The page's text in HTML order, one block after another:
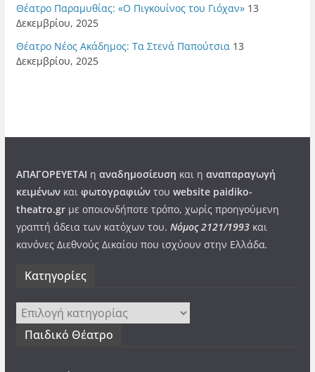
Θέατρο Παραμυθίας: «Ο Πιγκουίνος του Γιόχαν» 13
Δεκεμβρίου, 2025
Θέατρο Νέος Ακάδημος: Τα Στενά Παπούτσια 13
Δεκεμβρίου, 2025
ΑΠΑΓΟΡΕΥΕΤΑΙ η αναδημοσίευση και η αναπαραγωγή
κειμένωνκαι φωτογραφιώντου website paidiko-
theatro.grμε οποιονδήποτε τρόπο, χωρίς προηγούμενη
γραπτή άδεια των κατόχων του. Νόμος 2121/1993και
κανόνες Διεθνούς Δικαίου που ισχύουν στην Ελλάδα.
Kατηγορίες
Kατηγορίες
Παιδικό Θέατρο